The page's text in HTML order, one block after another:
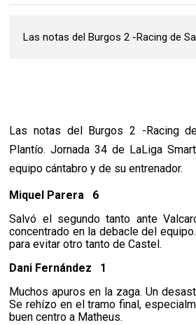
Las notas del Burgos 2 -Racing de
Las notas del Burgos 2 -Racing
Plantío. Jornada 34 de LaLiga
equipo cántabro y de su entrenador.
Miquel Parera 6
Salvó el segundo tanto ante
concentrado en la debacle del
para evitar otro tanto de Castel.
Dani Fernández
1
Muchos apuros en la zaga. Un
Se rehízo en el tramo final,
buen centro a Matheus.